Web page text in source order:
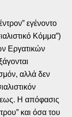
εγένοντο
Κόμμα”)
Εργατικών
αλλά δεν
Η απόφασις
και όσα του